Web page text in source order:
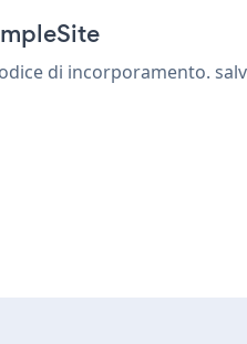
di incorporamento.